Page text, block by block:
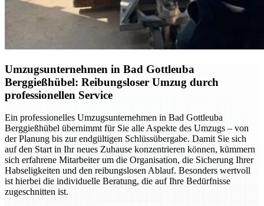
Umzugsunternehmen in Bad Gottleuba
Berggießhübel: Reibungsloser Umzug durch
professionellen Service
Ein professionelles Umzugsunternehmen in Bad Gottleuba
Berggießhübel übernimmt für Sie alle Aspekte des Umzugs – von
der Planung bis zur endgültigen Schlüssübergabe. Damit Sie sich
auf den Start in Ihr neues Zuhause konzentrieren können, kümmern
sich erfahrene Mitarbeiter um die Organisation, die Sicherung Ihrer
Habseligkeiten und den reibungslosen Ablauf. Besonders wertvoll
ist hierbei die individuelle Beratung, die auf Ihre Bedürfnisse
zugeschnitten ist.